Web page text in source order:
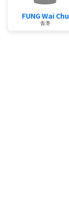
FUNG Wai Chu
香港